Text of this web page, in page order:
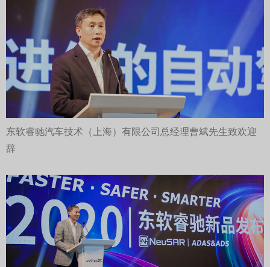
东软睿驰汽车技术（上海）有限公司总经理曹斌先生致欢迎
辞